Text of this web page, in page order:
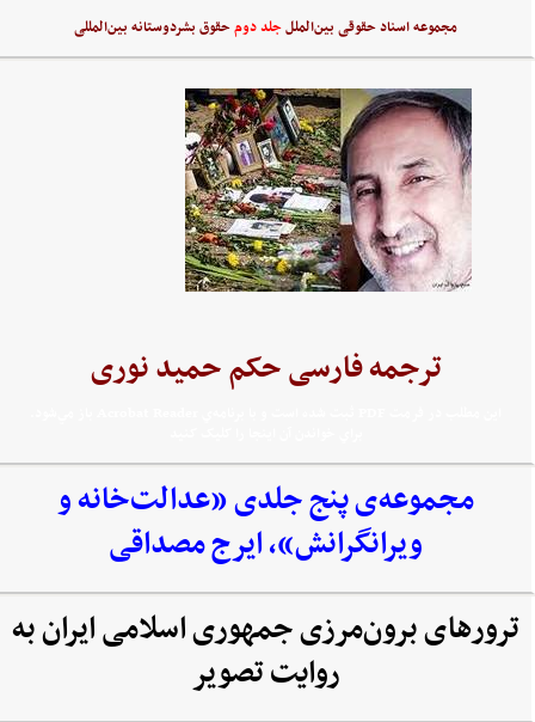
مجموعه اسناد حقوقی بین‌المللجلد دومحقوق بشردوستانه بین‌المللی
ترجمه فارسی حکم حمید نوری
مجموعه‌‌ی پنج جلدی «عدالت‌خانه و
ویرانگرانش»، ایرج مصداقی
ترورهای برون‌مرزی جمهوری اسلامی ایران به
روایت تصویر